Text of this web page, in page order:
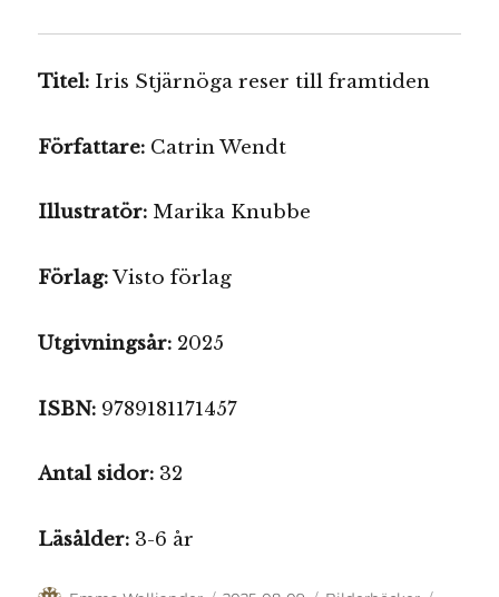
Titel: Iris Stjärnöga reser till framtiden
Författare: Catrin Wendt
Illustratör: Marika Knubbe
Förlag:Visto förlag
Utgivningsår: 2025
ISBN: 9789181171457
Antal sidor: 32
Läsålder: 3-6 år